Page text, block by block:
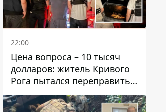
22:00
Цена вопроса – 10 тысяч
долларов: житель Кривого
Рога пытался переправить
мужчину в Словакию